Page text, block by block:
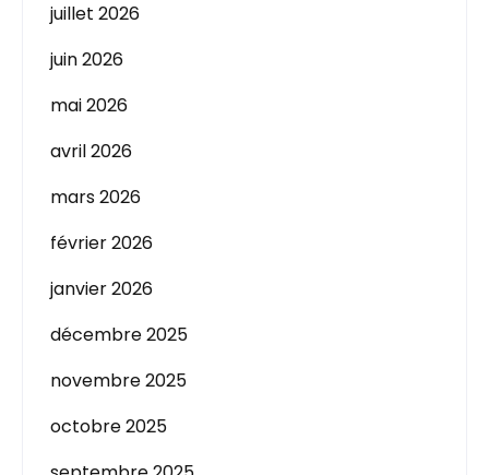
juillet 2026
juin 2026
mai 2026
avril 2026
mars 2026
février 2026
janvier 2026
décembre 2025
novembre 2025
octobre 2025